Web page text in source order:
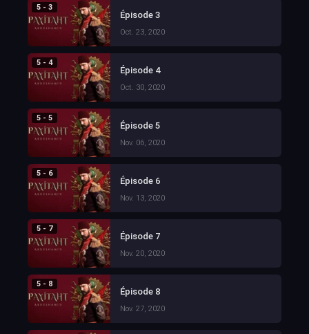
5 - 3
Épisode 3
Oct. 23, 2020
5 - 4
Épisode 4
Oct. 30, 2020
5 - 5
Épisode 5
Nov. 06, 2020
5 - 6
Épisode 6
Nov. 13, 2020
5 - 7
Épisode 7
Nov. 20, 2020
5 - 8
Épisode 8
Nov. 27, 2020